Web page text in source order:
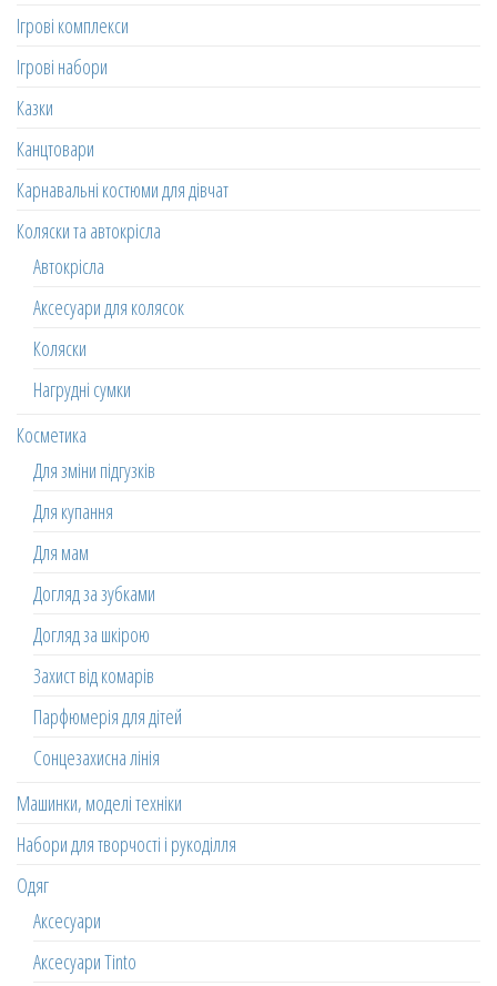
Ігрові комплекси
Ігрові набори
Казки
Канцтовари
Карнавальні костюми для дівчат
Коляски та автокрісла
Автокрісла
Аксесуари для колясок
Коляски
Нагрудні сумки
Косметика
Для зміни підгузків
Для купання
Для мам
Догляд за зубками
Догляд за шкірою
Захист від комарів
Парфюмерія для дітей
Сонцезахисна лінія
Машинки, моделі техніки
Набори для творчості і рукоділля
Одяг
Аксесуари
Аксесуари Tinto